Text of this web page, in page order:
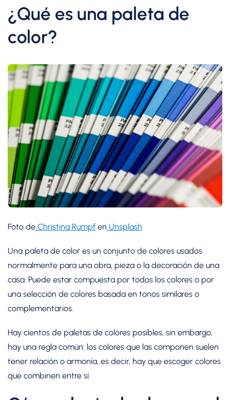
¿Qué es una paleta de
color?
Foto de Christina Rumpf en Unsplash
Una paleta de color es un conjunto de colores usados
normalmente para una obra, pieza o la decoración de una
casa. Puede estar compuesta por todos los colores o por
una selección de colores basada en tonos similares o
complementarios.
Hay cientos de paletas de colores posibles, sin embargo,
hay una regla común: los colores que las componen suelen
tener relación o armonía, es decir, hay que escoger colores
que combinen entre sí.